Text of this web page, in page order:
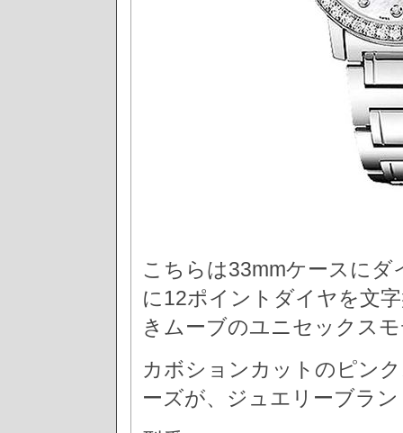
こちらは33mmケースに
に12ポイントダイヤを文
きムーブのユニセックス
カボションカットのピン
ーズが、ジュエリーブラ